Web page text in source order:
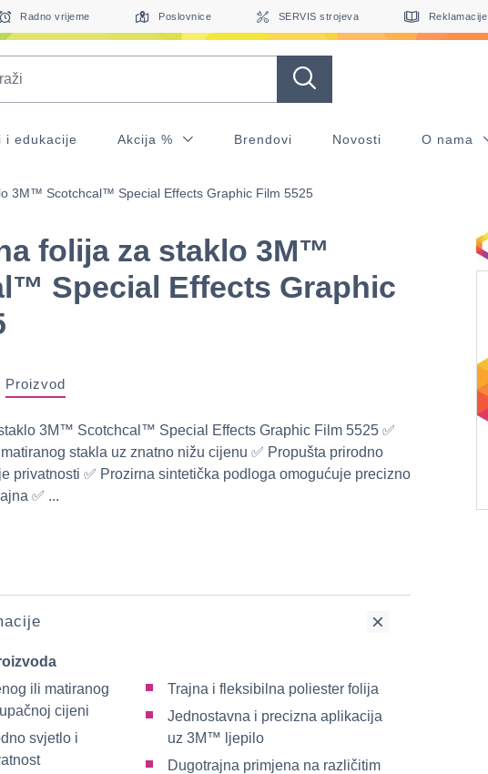
Radno vrijeme Poslovnice SERVIS strojeva Reklamacije
i edukacije Akcija % Brendovi Novosti O nama
3M™ Scotchcal™ Special Effects Graphic Film 5525
folija za staklo 3M™
Special Effects Graphic
Proizvod
3M™ Scotchcal™ Special Effects Graphic Film 5525 ✅
stakla uz znatno nižu cijenu ✅ Propušta prirodno
privatnosti ✅ Prozirna sintetička podloga omogućuje precizno
✅ ...
ili matiranog
cijeni
svjetlo i
Trajna i fleksibilna poliester folija
Jednostavna i precizna aplikacija
uz 3M™ ljepilo
Dugotrajna primjena na različitim